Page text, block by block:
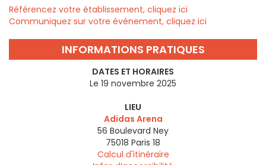
Référencez votre établissement, cliquez ici
Communiquez sur votre évènement, cliquez ici
INFORMATIONS PRATIQUES
DATES ET HORAIRES
Le 19 novembre 2025
LIEU
Adidas Arena
56 Boulevard Ney
75018 Paris 18
Calcul d'itinéraire